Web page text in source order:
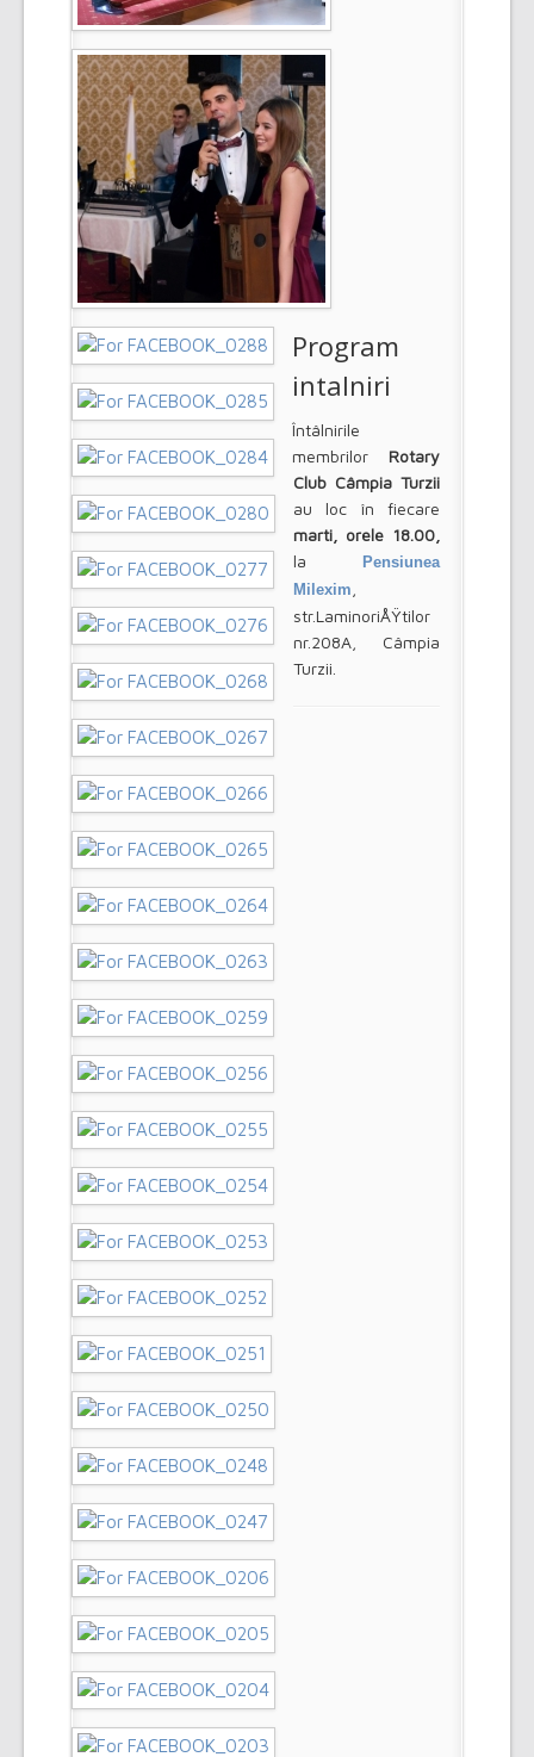
Program
intalniri
Întâlnirile
membrilor Rotary
Club Câmpia Turzii
au loc în fiecare
marti, orele 18.00,
la
Pensiunea
Milexim
str.LaminoriÅŸtilor
nr.208A, Câmpia
Turzii.